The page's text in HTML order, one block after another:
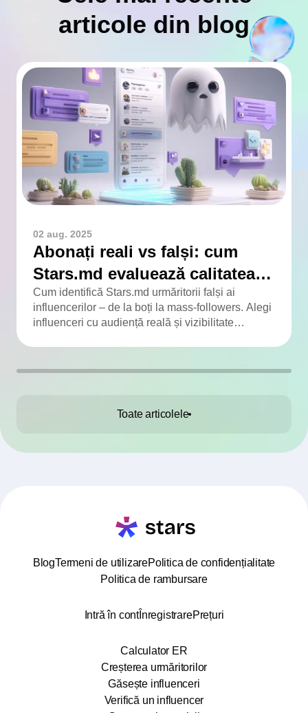
articole din blog
02 aug. 2025
Abonați reali vs falși: cum
Stars.md evaluează calitatea
audienței
Cum identifică Stars.md urmăritorii falși ai
influencerilor – de la boți la mass-followers. Alegi
influenceri cu audiență reală și vizibilitate
Toate articolele
BlogTermeni de utilizarePolitica de confidențialitate
Politica de rambursare
Intră în contÎnregistrarePrețuri
Calculator ER
Creșterea urmăritorilor
Găsește influenceri
Verifică un influencer